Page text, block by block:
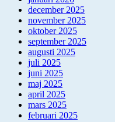
december 2025
november 2025
oktober 2025
september 2025
augusti 2025
juli 2025
juni 2025
maj 2025
april 2025
mars 2025
februari 2025